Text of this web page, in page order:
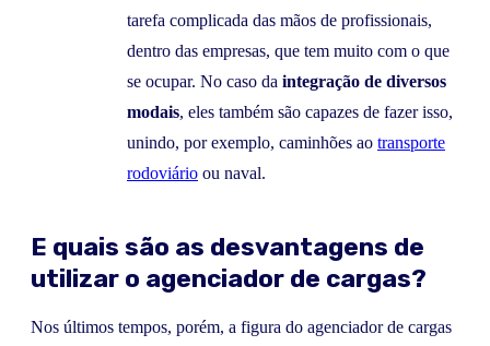
tarefa complicada das mãos de profissionais,
dentro das empresas, que tem muito com o que
se ocupar. No caso da integração de diversos
modais, eles também são capazes de fazer isso,
unindo, por exemplo, caminhões ao transporte
rodoviário ou naval.
E quais são as desvantagens de
utilizar o agenciador de cargas?
Nos últimos tempos, porém, a figura do agenciador de cargas